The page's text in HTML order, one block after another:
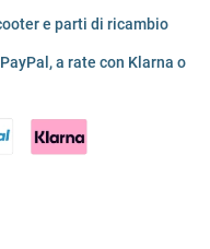
e parti di ricambio
a rate con Klarna o